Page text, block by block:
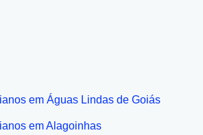
em Águas Lindas de Goiás
em Alagoinhas